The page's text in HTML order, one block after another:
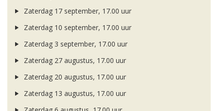
Zaterdag 17 september, 17.00 uur
Zaterdag 10 september, 17.00 uur
Zaterdag 3 september, 17.00 uur
Zaterdag 27 augustus, 17.00 uur
Zaterdag 20 augustus, 17.00 uur
Zaterdag 13 augustus, 17.00 uur